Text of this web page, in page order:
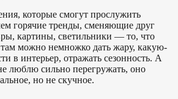
которые смогут прослужить
горячие тренды, сменяющие друг
картины, светильники — то, что
там можно немножко дать жару, какую-
в интерьер, отражать сезонность. А
люблю сильно перегружать, оно
но не скучное.